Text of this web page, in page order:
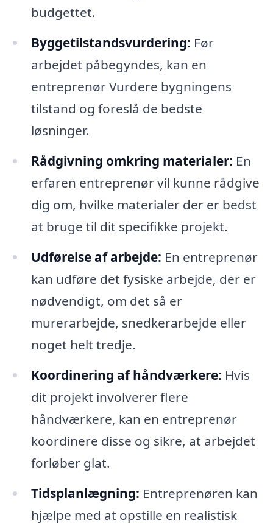
budgettet.
Byggetilstandsvurdering: Før
arbejdet påbegyndes, kan en
entreprenør Vurdere bygningens
tilstand og foreslå de bedste
løsninger.
Rådgivning omkring materialer: En
erfaren entreprenør vil kunne rådgive
dig om, hvilke materialer der er bedst
at bruge til dit specifikke projekt.
Udførelse af arbejde: En entreprenør
kan udføre det fysiske arbejde, der er
nødvendigt, om det så er
murerarbejde, snedkerarbejde eller
noget helt tredje.
Koordinering af håndværkere: Hvis
dit projekt involverer flere
håndværkere, kan en entreprenør
koordinere disse og sikre, at arbejdet
forløber glat.
Tidsplanlægning: Entreprenøren kan
hjælpe med at opstille en realistisk